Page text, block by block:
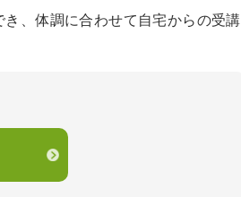
き、体調に合わせて自宅からの受講